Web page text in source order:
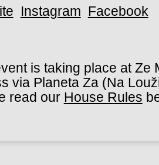
Instagram Facebook
is taking place at Ze
via Planeta Za (Na
read our House Rules